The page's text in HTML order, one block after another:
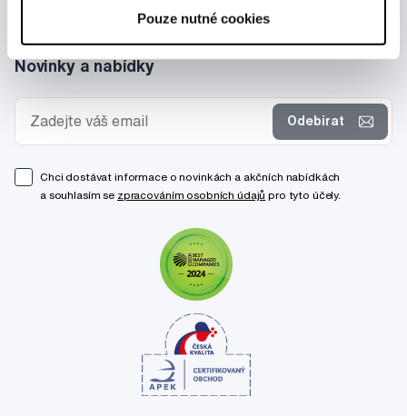
Pouze nutné cookies
Novinky a nabídky
Odebírat
Chci dostávat informace o novinkách a akčních nabídkách
a souhlasím se zpracováním osobních údajů pro tyto účely.